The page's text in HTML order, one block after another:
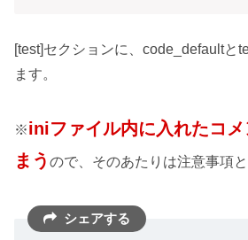
[test]セクションに、code_defaultと
ます。
※iniファイル内に入れたコ
まう ので、そのあたりは注意事項と
シェアする